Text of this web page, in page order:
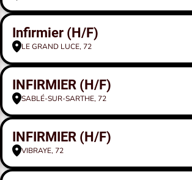
Infirmier (H/F)
LE GRAND LUCE, 72
INFIRMIER (H/F)
SABLÉ-SUR-SARTHE, 72
INFIRMIER (H/F)
VIBRAYE, 72